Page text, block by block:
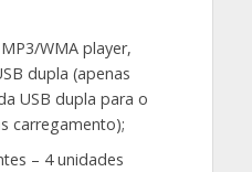
WMA player,
dupla (apenas
USB dupla para o
carregamento);
– 4 unidades